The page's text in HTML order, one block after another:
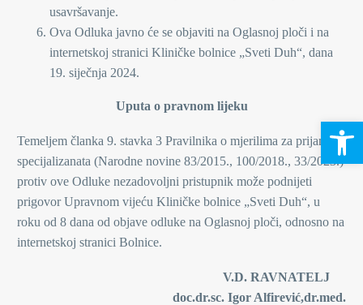
usavršavanje.
Ova Odluka javno će se objaviti na Oglasnoj ploči i na
internetskoj stranici Kliničke bolnice „Sveti Duh“, dana
19. siječnja 2024.
Uputa o pravnom lijeku
Temeljem članka 9. stavka 3 Pravilnika o mjerilima za prijam
specijalizanata (Narodne novine 83/2015., 100/2018., 33/2023.)
protiv ove Odluke nezadovoljni pristupnik može podnijeti
prigovor Upravnom vijeću Kliničke bolnice „Sveti Duh“, u
roku od 8 dana od objave odluke na Oglasnoj ploči, odnosno na
internetskoj stranici Bolnice.
V.D. RAVNATELJ
doc.dr.sc. Igor Alfirević,dr.med.